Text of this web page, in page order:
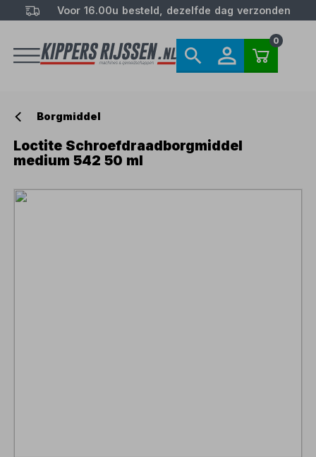
Voor 16.00u besteld, dezelfde dag verzonden
0
Borgmiddel
Loctite Schroefdraadborgmiddel
medium 542 50 ml